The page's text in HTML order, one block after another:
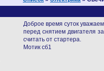
Доброе время суток
перед снятием двигателя
считать от стартера.
Мотик сб1